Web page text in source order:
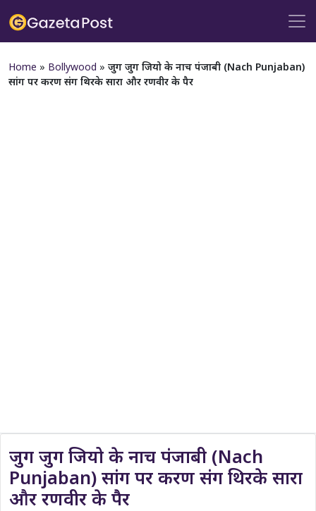
Home » Bollywood » जुग जुग जियो के नाच पंजाबी (Nach Punjaban)
सांग पर करण संग थिरके सारा और रणवीर के पैर
जुग जुग जियो के नाच पंजाबी (Nach
Punjaban) सांग पर करण संग थिरके सारा
और रणवीर के पैर